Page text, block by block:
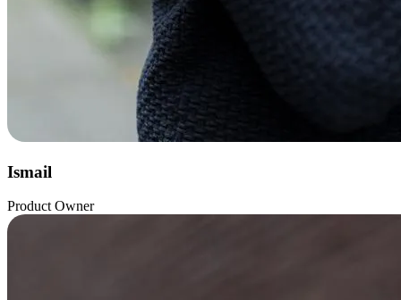
Ismail
Product Owner